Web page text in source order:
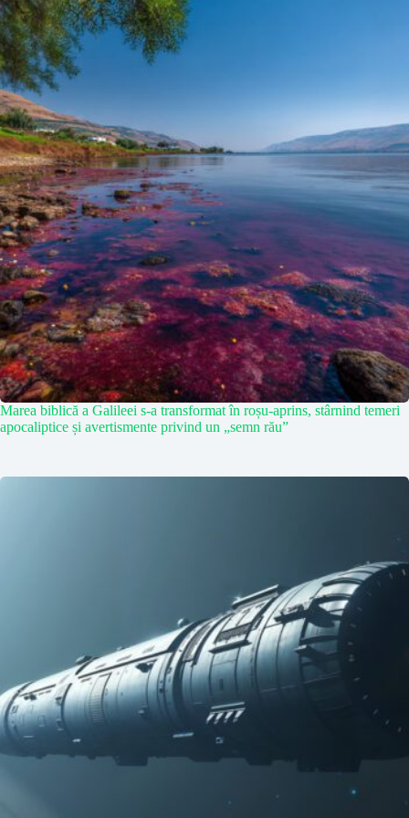
Marea biblică a Galileei s-a transformat în roșu-aprins, stârnind temeri
apocaliptice și avertismente privind un „semn rău”